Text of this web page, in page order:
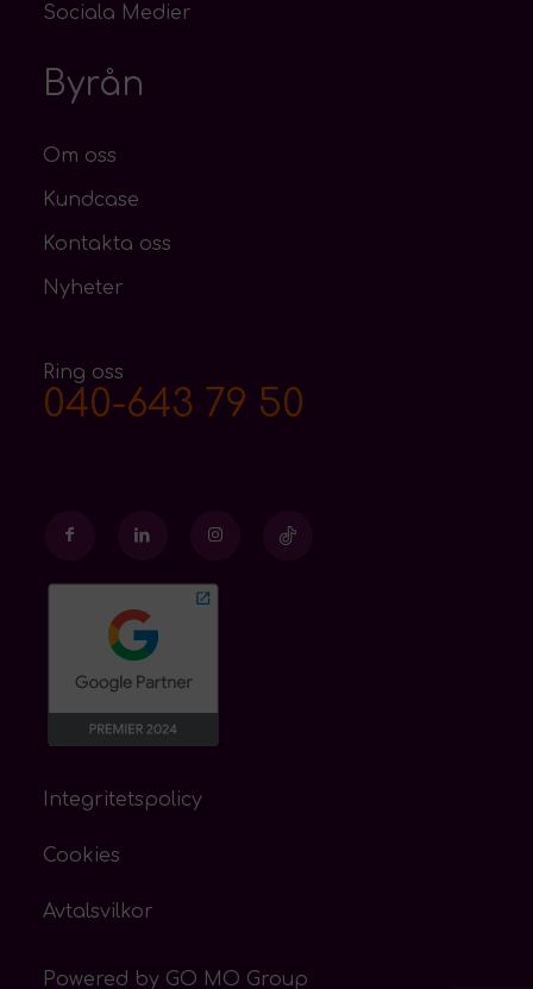
Sociala Medier
Byrån
Om oss
Kundcase
Kontakta oss
Nyheter
Ring oss
040-643 79 50
Integritetspolicy
Cookies
Avtalsvilkor
Powered by GO MO Group